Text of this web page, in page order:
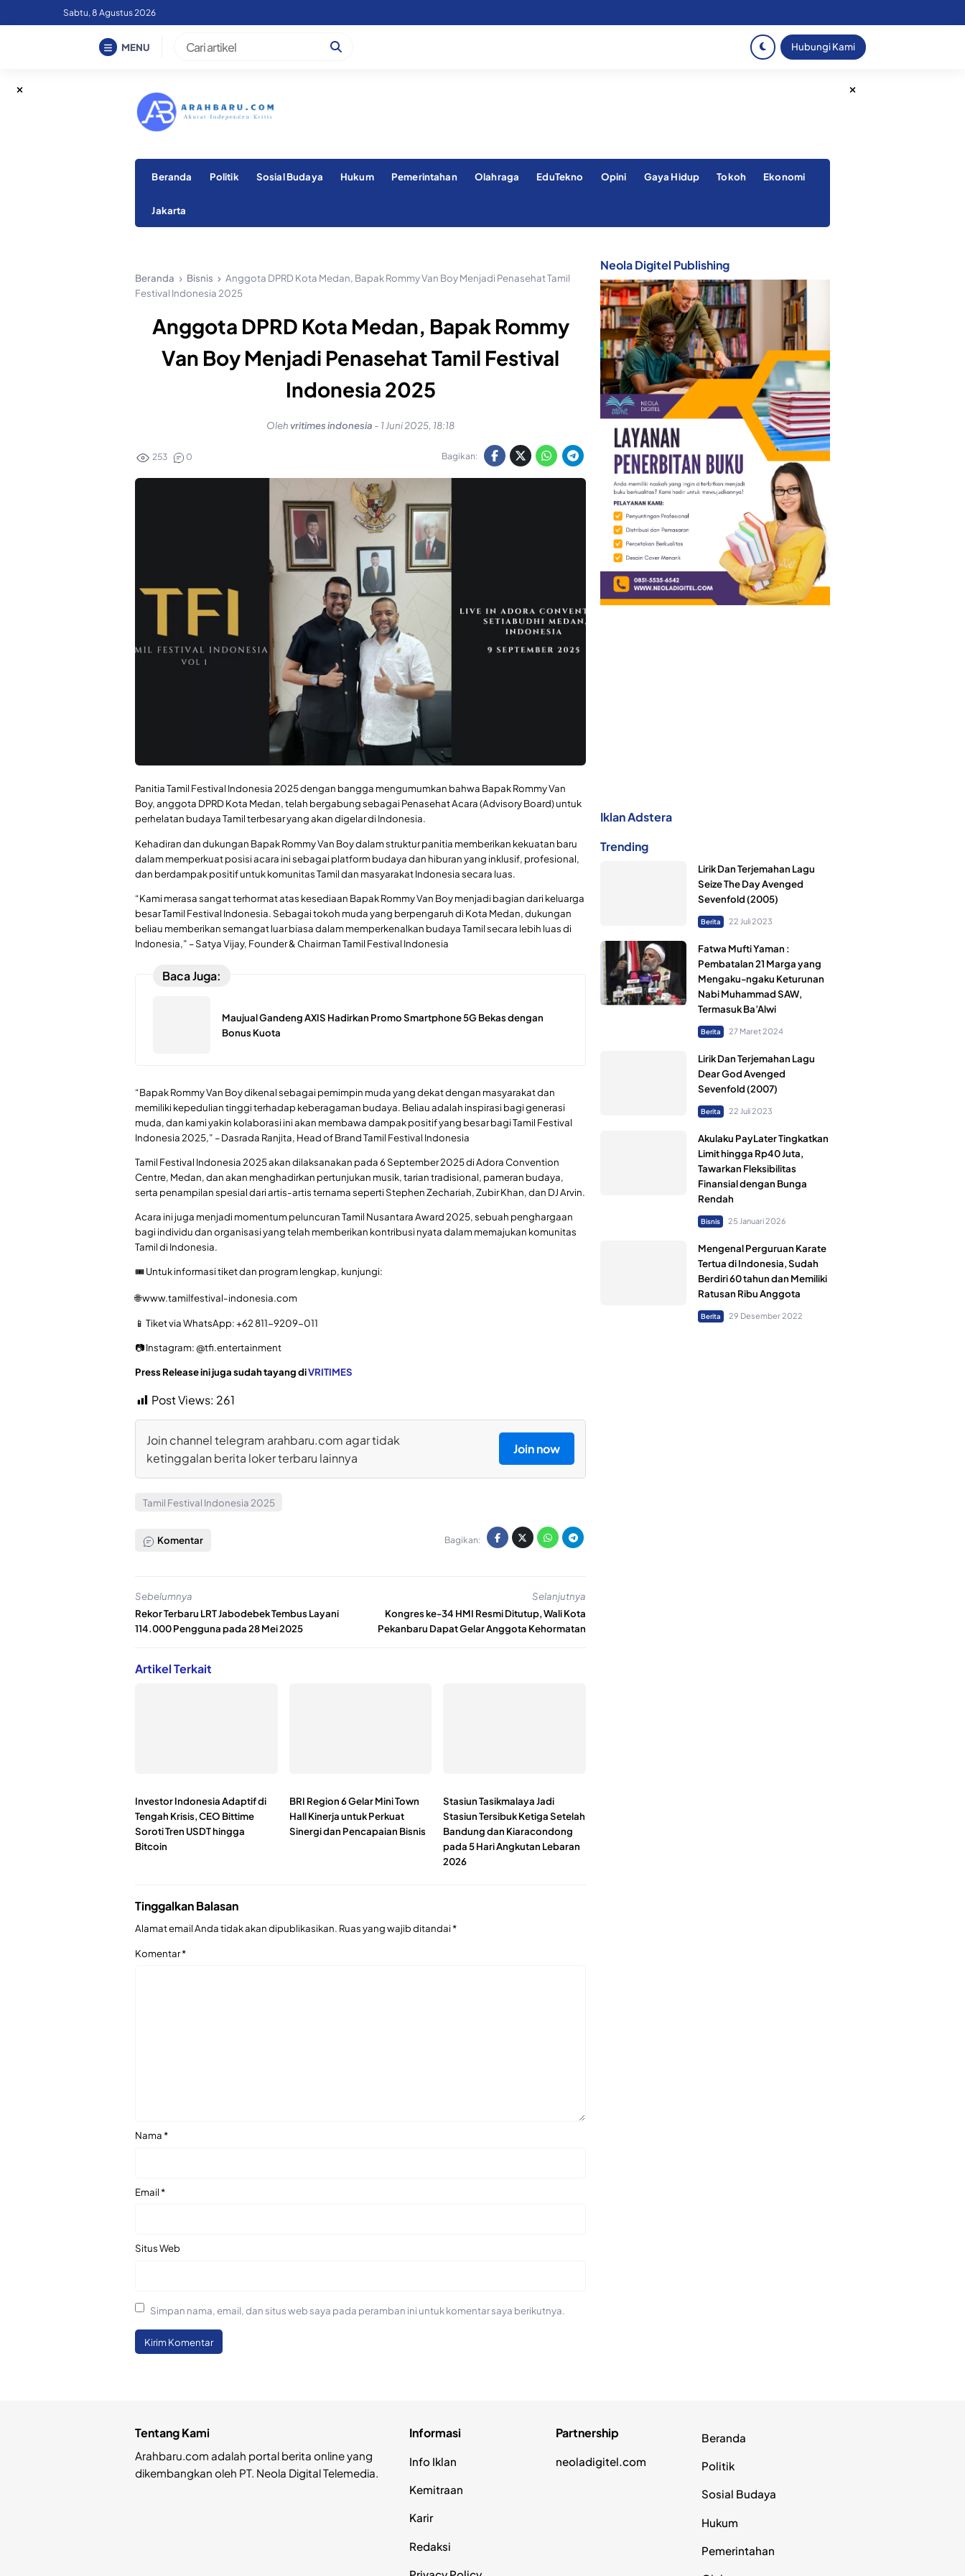
to
Sabtu, 8 Agustus 2026
MENU Hubungi Kami
Beranda Politik Sosial Budaya Hukum Pemerintahan Olahraga EduTekno Opini Gaya Hidup Tokoh Ekonomi
Jakarta
Beranda Bisnis
Anggota DPRD Kota Medan, Bapak Rommy Van Boy Menjadi Penasehat Tamil
Festival Indonesia 2025
Anggota DPRD Kota Medan, Bapak Rommy
Van Boy Menjadi Penasehat Tamil Festival
Indonesia 2025
Olehvritimes indonesia - 1 Juni 2025, 18:18
253 0 Bagikan:
Panitia Tamil Festival Indonesia 2025 dengan bangga mengumumkan bahwa Bapak Rommy Van
Boy, anggota DPRD Kota Medan, telah bergabung sebagai Penasehat Acara (Advisory Board) untuk
perhelatan budaya Tamil terbesar yang akan digelar di Indonesia.
Kehadiran dan dukungan Bapak Rommy Van Boy dalam struktur panitia memberikan kekuatan baru
dalam memperkuat posisi acara ini sebagai platform budaya dan hiburan yang inklusif, profesional,
dan berdampak positif untuk komunitas Tamil dan masyarakat Indonesia secara luas.
“Kami merasa sangat terhormat atas kesediaan Bapak Rommy Van Boy menjadi bagian dari keluarga
besar Tamil Festival Indonesia. Sebagai tokoh muda yang berpengaruh di Kota Medan, dukungan
beliau memberikan semangat luar biasa dalam memperkenalkan budaya Tamil secara lebih luas di
Indonesia,” – Satya Vijay, Founder & Chairman Tamil Festival Indonesia
Baca Juga:
Maujual Gandeng AXIS Hadirkan Promo Smartphone 5G Bekas dengan
Bonus Kuota
“Bapak Rommy Van Boy dikenal sebagai pemimpin muda yang dekat dengan masyarakat dan
memiliki kepedulian tinggi terhadap keberagaman budaya. Beliau adalah inspirasi bagi generasi
muda, dan kami yakin kolaborasi ini akan membawa dampak positif yang besar bagi Tamil Festival
Indonesia 2025,” – Dasrada Ranjita, Head of Brand Tamil Festival Indonesia
Tamil Festival Indonesia 2025 akan dilaksanakan pada 6 September 2025 di Adora Convention
Centre, Medan, dan akan menghadirkan pertunjukan musik, tarian tradisional, pameran budaya,
serta penampilan spesial dari artis-artis ternama seperti Stephen Zechariah, Zubir Khan, dan DJ Arvin.
Acara ini juga menjadi momentum peluncuran Tamil Nusantara Award 2025, sebuah penghargaan
bagi individu dan organisasi yang telah memberikan kontribusi nyata dalam memajukan komunitas
Tamil di Indonesia.
🎟 Untuk informasi tiket dan program lengkap, kunjungi:
🌐 www.tamilfestival-indonesia.com
📱 Tiket via WhatsApp: +62 811-9209-011
📷 Instagram: @tfi.entertainment
Press Release ini juga sudah tayang diVRITIMES
Post Views: 261
Join channel telegram arahbaru.com agar tidak
ketinggalan berita loker terbaru lainnya
Join now
Tamil Festival Indonesia 2025
Komentar Bagikan:
Sebelumnya
Rekor Terbaru LRT Jabodebek Tembus Layani
114.000 Pengguna pada 28 Mei 2025
Selanjutnya
Kongres ke-34 HMI Resmi Ditutup, Wali Kota
Pekanbaru Dapat Gelar Anggota Kehormatan
Artikel Terkait
Investor Indonesia Adaptif di
Tengah Krisis, CEO Bittime
Soroti Tren USDT hingga
Bitcoin
BRI Region 6 Gelar Mini Town
Hall Kinerja untuk Perkuat
Sinergi dan Pencapaian Bisnis
Stasiun Tasikmalaya Jadi
Stasiun Tersibuk Ketiga Setelah
Bandung dan Kiaracondong
pada 5 Hari Angkutan Lebaran
2026
Tinggalkan Balasan
Alamat email Anda tidak akan dipublikasikan. Ruas yang wajib ditandai*
Komentar*
Nama*
Email*
Situs Web
Simpan nama, email, dan situs web saya pada peramban ini untuk komentar saya berikutnya.
Neola Digitel Publishing
Iklan Adstera
Trending
Lirik Dan Terjemahan Lagu
Seize The Day Avenged
Sevenfold (2005)
Berita 22 Juli 2023
Fatwa Mufti Yaman :
Pembatalan 21 Marga yang
Mengaku-ngaku Keturunan
Nabi Muhammad SAW,
Termasuk Ba’Alwi
Berita 27 Maret 2024
Lirik Dan Terjemahan Lagu
Dear God Avenged
Sevenfold (2007)
Berita 22 Juli 2023
Akulaku PayLater Tingkatkan
Limit hingga Rp40 Juta,
Tawarkan Fleksibilitas
Finansial dengan Bunga
Rendah
Bisnis 25 Januari 2026
Mengenal Perguruan Karate
Tertua di Indonesia, Sudah
Berdiri 60 tahun dan Memiliki
Ratusan Ribu Anggota
Berita 29 Desember 2022
Tentang Kami
Arahbaru.com adalah portal berita online yang
dikembangkan oleh PT. Neola Digital Telemedia.
Informasi
Info Iklan
Kemitraan
Karir
Redaksi
Partnership
neoladigitel.com
Beranda
Politik
Sosial Budaya
Hukum
Pemerintahan